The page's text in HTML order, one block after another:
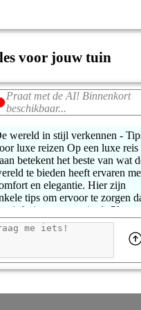
voor jouw tuin
Praat met de AI! Binnenkort
beschikbaar...
wereld in stijl verkennen -
luxe reizen Op een luxe reis
betekent het beste van wat
te bieden heeft ervaren
en elegantie. Hier zijn
tips om ervoor te zorgen
reis buitengewoon is. 1. Plan
- Begin met
planning. Kies
bestemmingen die bekend staan
hun luxe aanbiedingen, zoals
Franse Rivièra, de Malediven
te bezoeken om drukte te